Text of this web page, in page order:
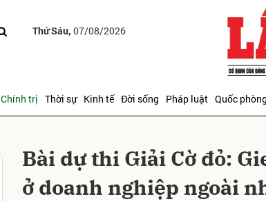
Thứ Sáu, 07/08/2026
Chính trị Thời sự Kinh tế Đời sống Pháp luật Quốc
Bài dự thi Giải Cờ đỏ:
ở doanh nghiệp ngoài
Gửi bình luận